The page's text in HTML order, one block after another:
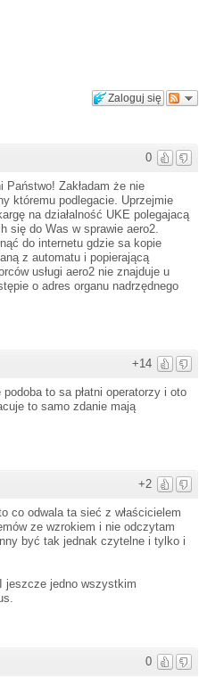
Zaloguj się
0
Państwo! Zakładam że nie
któremu podlegacie. Uprzejmie
na działalność UKE polegajacą
się do Was w sprawie aero2.
do internetu gdzie sa kopie
z automatu i popierającą
usługi aero2 nie znajduje u
o adres organu nadrzędnego
+14
to sa płatni operatorzy i oto
to samo zdanie mają
+2
co odwala ta sieć z właścicielem
ze wzrokiem i nie odczytam
być tak jednak czytelne i tylko i
jeszcze jedno wszystkim
0